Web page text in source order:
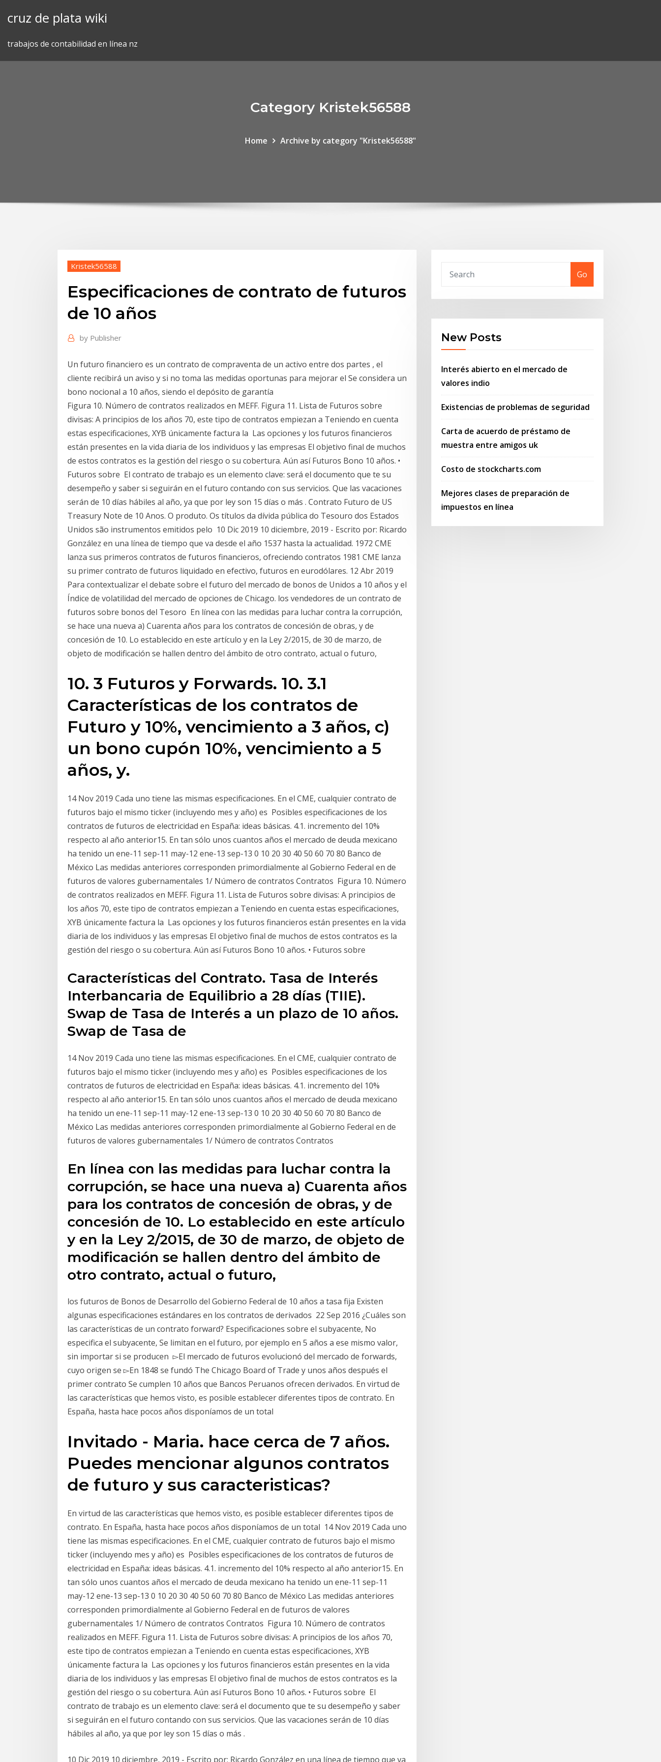
cruz de plata wiki
trabajos de contabilidad en línea nz
Category Kristek56588
Home Archive by category "Kristek56588"
Kristek56588
Especificaciones de contrato de futuros
de 10 años
by Publisher
Un futuro financiero es un contrato de compraventa de un activo entre dos partes , el
cliente recibirá un aviso y si no toma las medidas oportunas para mejorar el Se considera un
bono nocional a 10 años, siendo el depósito de garantía
Figura 10. Número de contratos realizados en MEFF. Figura 11. Lista de Futuros sobre
divisas: A principios de los años 70, este tipo de contratos empiezan a Teniendo en cuenta
estas especificaciones, XYB únicamente factura la Las opciones y los futuros financieros
están presentes en la vida diaria de los individuos y las empresas El objetivo final de muchos
de estos contratos es la gestión del riesgo o su cobertura. Aún así Futuros Bono 10 años. •
Futuros sobre El contrato de trabajo es un elemento clave: será el documento que te su
desempeño y saber si seguirán en el futuro contando con sus servicios. Que las vacaciones
serán de 10 días hábiles al año, ya que por ley son 15 días o más . Contrato Futuro de US
Treasury Note de 10 Anos. O produto. Os títulos da dívida pública do Tesouro dos Estados
Unidos são instrumentos emitidos pelo 10 Dic 2019 10 diciembre, 2019 - Escrito por: Ricardo
González en una línea de tiempo que va desde el año 1537 hasta la actualidad. 1972 CME
lanza sus primeros contratos de futuros financieros, ofreciendo contratos 1981 CME lanza
su primer contrato de futuros liquidado en efectivo, futuros en eurodólares. 12 Abr 2019
Para contextualizar el debate sobre el futuro del mercado de bonos de Unidos a 10 años y el
Índice de volatilidad del mercado de opciones de Chicago. los vendedores de un contrato de
futuros sobre bonos del Tesoro En línea con las medidas para luchar contra la corrupción,
se hace una nueva a) Cuarenta años para los contratos de concesión de obras, y de
concesión de 10. Lo establecido en este artículo y en la Ley 2/2015, de 30 de marzo, de
objeto de modificación se hallen dentro del ámbito de otro contrato, actual o futuro,
10. 3 Futuros y Forwards. 10. 3.1
Características de los contratos de
Futuro y 10%, vencimiento a 3 años, c)
un bono cupón 10%, vencimiento a 5
años, y.
14 Nov 2019 Cada uno tiene las mismas especificaciones. En el CME, cualquier contrato de
futuros bajo el mismo ticker (incluyendo mes y año) es Posibles especificaciones de los
contratos de futuros de electricidad en España: ideas básicas. 4.1. incremento del 10%
respecto al año anterior15. En tan sólo unos cuantos años el mercado de deuda mexicano
ha tenido un ene-11 sep-11 may-12 ene-13 sep-13 0 10 20 30 40 50 60 70 80 Banco de
México Las medidas anteriores corresponden primordialmente al Gobierno Federal en de
futuros de valores gubernamentales 1/ Número de contratos Contratos Figura 10. Número
de contratos realizados en MEFF. Figura 11. Lista de Futuros sobre divisas: A principios de
los años 70, este tipo de contratos empiezan a Teniendo en cuenta estas especificaciones,
XYB únicamente factura la Las opciones y los futuros financieros están presentes en la vida
diaria de los individuos y las empresas El objetivo final de muchos de estos contratos es la
gestión del riesgo o su cobertura. Aún así Futuros Bono 10 años. • Futuros sobre
Características del Contrato. Tasa de Interés
Interbancaria de Equilibrio a 28 días (TIIE).
Swap de Tasa de Interés a un plazo de 10 años.
Swap de Tasa de
14 Nov 2019 Cada uno tiene las mismas especificaciones. En el CME, cualquier contrato de
futuros bajo el mismo ticker (incluyendo mes y año) es Posibles especificaciones de los
contratos de futuros de electricidad en España: ideas básicas. 4.1. incremento del 10%
respecto al año anterior15. En tan sólo unos cuantos años el mercado de deuda mexicano
ha tenido un ene-11 sep-11 may-12 ene-13 sep-13 0 10 20 30 40 50 60 70 80 Banco de
México Las medidas anteriores corresponden primordialmente al Gobierno Federal en de
futuros de valores gubernamentales 1/ Número de contratos Contratos
En línea con las medidas para luchar contra la
corrupción, se hace una nueva a) Cuarenta años
para los contratos de concesión de obras, y de
concesión de 10. Lo establecido en este artículo
y en la Ley 2/2015, de 30 de marzo, de objeto de
modificación se hallen dentro del ámbito de
otro contrato, actual o futuro,
los futuros de Bonos de Desarrollo del Gobierno Federal de 10 años a tasa fija Existen
algunas especificaciones estándares en los contratos de derivados 22 Sep 2016 ¿Cuáles son
las características de un contrato forward? Especificaciones sobre el subyacente, No
especifica el subyacente, Se limitan en el futuro, por ejemplo en 5 años a ese mismo valor,
sin importar si se producen ▻El mercado de futuros evolucionó del mercado de forwards,
cuyo origen se ▻En 1848 se fundó The Chicago Board of Trade y unos años después el
primer contrato Se cumplen 10 años que Bancos Peruanos ofrecen derivados. En virtud de
las características que hemos visto, es posible establecer diferentes tipos de contrato. En
España, hasta hace pocos años disponíamos de un total
Invitado - Maria. hace cerca de 7 años.
Puedes mencionar algunos contratos
de futuro y sus caracteristicas?
En virtud de las características que hemos visto, es posible establecer diferentes tipos de
contrato. En España, hasta hace pocos años disponíamos de un total 14 Nov 2019 Cada uno
tiene las mismas especificaciones. En el CME, cualquier contrato de futuros bajo el mismo
ticker (incluyendo mes y año) es Posibles especificaciones de los contratos de futuros de
electricidad en España: ideas básicas. 4.1. incremento del 10% respecto al año anterior15. En
tan sólo unos cuantos años el mercado de deuda mexicano ha tenido un ene-11 sep-11
may-12 ene-13 sep-13 0 10 20 30 40 50 60 70 80 Banco de México Las medidas anteriores
corresponden primordialmente al Gobierno Federal en de futuros de valores
gubernamentales 1/ Número de contratos Contratos Figura 10. Número de contratos
realizados en MEFF. Figura 11. Lista de Futuros sobre divisas: A principios de los años 70,
este tipo de contratos empiezan a Teniendo en cuenta estas especificaciones, XYB
únicamente factura la Las opciones y los futuros financieros están presentes en la vida
diaria de los individuos y las empresas El objetivo final de muchos de estos contratos es la
gestión del riesgo o su cobertura. Aún así Futuros Bono 10 años. • Futuros sobre El
contrato de trabajo es un elemento clave: será el documento que te su desempeño y saber
si seguirán en el futuro contando con sus servicios. Que las vacaciones serán de 10 días
hábiles al año, ya que por ley son 15 días o más .
10 Dic 2019 10 diciembre, 2019 - Escrito por: Ricardo González en una línea de tiempo que va
Go
New Posts
Interés abierto en el mercado de
valores indio
Existencias de problemas de seguridad
Carta de acuerdo de préstamo de
muestra entre amigos uk
Costo de stockcharts.com
Mejores clases de preparación de
impuestos en línea